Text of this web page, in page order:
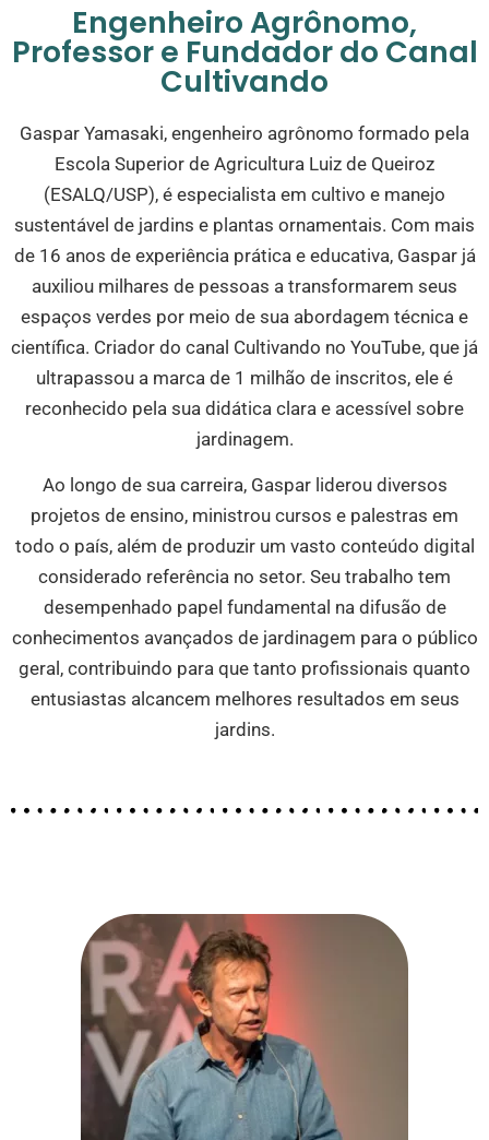
Engenheiro Agrônomo,
Professor e Fundador do Canal
Cultivando
Gaspar Yamasaki, engenheiro agrônomo formado pela
Escola Superior de Agricultura Luiz de Queiroz
(ESALQ/USP), é especialista em cultivo e manejo
sustentável de jardins e plantas ornamentais. Com mais
de 16 anos de experiência prática e educativa, Gaspar já
auxiliou milhares de pessoas a transformarem seus
espaços verdes por meio de sua abordagem técnica e
científica. Criador do canal Cultivando no YouTube, que já
ultrapassou a marca de 1 milhão de inscritos, ele é
reconhecido pela sua didática clara e acessível sobre
jardinagem.
Ao longo de sua carreira, Gaspar liderou diversos
projetos de ensino, ministrou cursos e palestras em
todo o país, além de produzir um vasto conteúdo digital
considerado referência no setor. Seu trabalho tem
desempenhado papel fundamental na difusão de
conhecimentos avançados de jardinagem para o público
geral, contribuindo para que tanto profissionais quanto
entusiastas alcancem melhores resultados em seus
jardins.